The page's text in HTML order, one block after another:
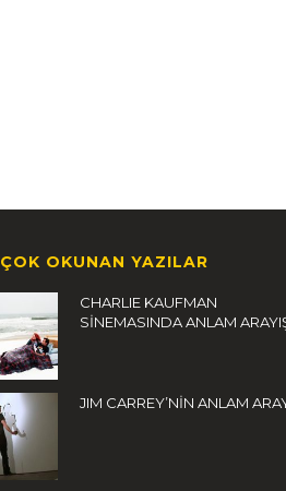
OKUNAN YAZILAR
CHARLIE KAUFMAN
SİNEMASINDA ANLAM
JIM CARREY’NİN ANLAM